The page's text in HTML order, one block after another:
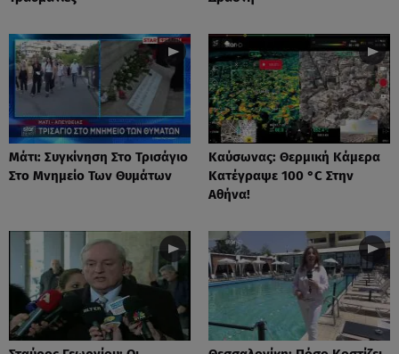
Μάτι: Συγκίνηση Στο Τρισάγιο
Στο Μνημείο Των Θυμάτων
Καύσωνας: Θερμική Κάμερα
Κατέγραψε 100 °C Στην
Αθήνα!